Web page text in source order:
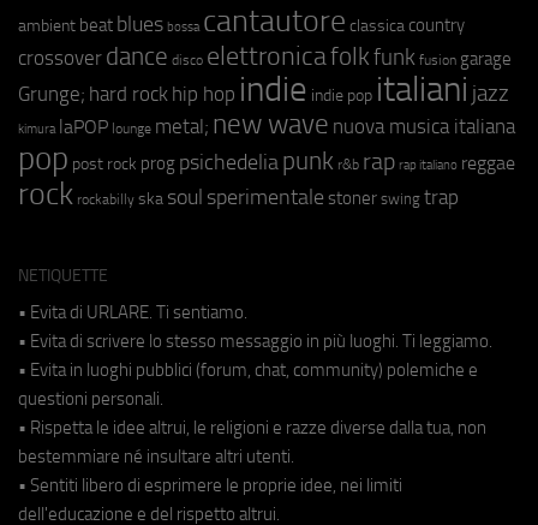
ambient beat blues bossa cantautore classica country
crossover dance disco elettronicafolkfunk fusion garage
Grunge; hard rock hip hop indie indie pop italiani jazz
kimura laPOP lounge metal; new wave nuova musica italiana
pop post rock prog psichedeliapunk r&b rap rap italiano reggae
rock rockabilly ska soul sperimentale stoner swing trap
NETIQUETTE
• Evita di URLARE. Ti sentiamo.
• Evita di scrivere lo stesso messaggio in più luoghi. Ti leggiamo.
• Evita in luoghi pubblici (forum, chat, community) polemiche e
questioni personali.
• Rispetta le idee altrui, le religioni e razze diverse dalla tua, non
bestemmiare né insultare altri utenti.
• Sentiti libero di esprimere le proprie idee, nei limiti
dell'educazione e del rispetto altrui.